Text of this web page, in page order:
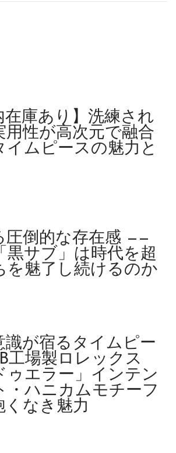
在庫あり】洗練され
用性が高次元で融合
イムピースの魅力と
圧倒的な存在感 ——
黒サブ」は時代を超
を魅了し続けるのか
識が宿るタイムピー
工場製ロレックス
ゥエラー」インテン
・ハニカムモチーフ
くなき魅力